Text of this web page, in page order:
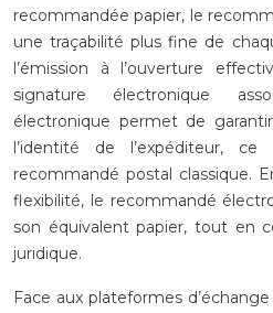
recommandée papier, le
une traçabilité plus fine de
l’émission à l’ouverture
signature électronique
électronique permet de
l’identité de l’expéditeur,
recommandé postal classique.
flexibilité, le recommandé
son équivalent papier, tout en
juridique.
Face aux plateformes